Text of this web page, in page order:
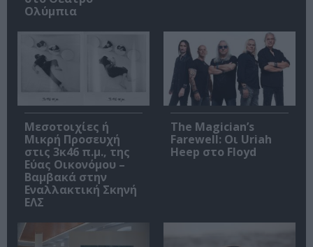
Ολύμπια
Μεσοτοιχίες ή
Μικρή Προσευχή
στις 3κ46 π.μ., της
Εύας Οικονόμου –
Βαμβακά στην
Εναλλακτική Σκηνή
ΕΛΣ
The Magician’s
Farewell: Οι Uriah
Heep στο Floyd